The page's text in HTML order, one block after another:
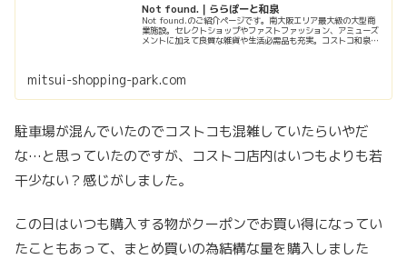
Not found.｜ららぽーと和泉
Not found.のご紹介ページです。南大阪エリア最大級の大型商
業施設。セレクトショップやファストファッション、アミューズ
メントに加えて良質な雑貨や生活必需品も充実。コストコ和泉倉
mitsui-shopping-park.com
駐車場が混んでいたのでコストコも混雑していたらいやだ
な…と思っていたのですが、コストコ店内はいつもよりも若
干少ない？感じがしました。
この日はいつも購入する物がクーポンでお買い得になってい
たこともあって、まとめ買いの為結構な量を購入しました